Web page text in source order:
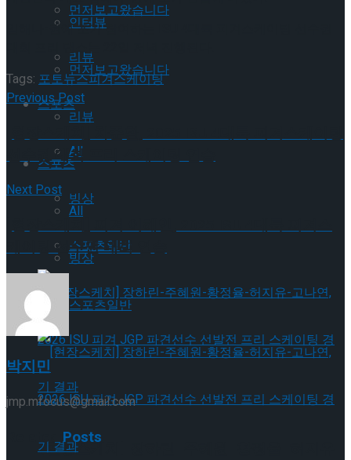
먼저보고왔습니다
리뷰
스포츠
All
빙상
스포츠일반
[현장스케치] 장하린-주혜원-황정율-허지유-
인터뷰
먼저보고왔습니다
리뷰
스포츠
All
빙상
스포츠일반
임해나-권예 조가 참여하는 ISU 4대륙 피겨스케이팅 선수권
대회 프리 댄스는 22일 저녁 진행된다.
Tags: 포토뉴스피겨스케이팅
Previous Post
선수권 대회 프리 스케이팅 연습
Next Post
[현장스케치] 피겨 이해인, 2025 ISU 4대륙 피겨스
케이팅 선수권 대회 연습
박지민
jmp.mfocus@gmail.com
RelatedPosts